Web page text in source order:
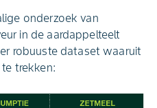
onderzoek van
in de aardappelteelt
robuuste dataset waaruit
trekken: